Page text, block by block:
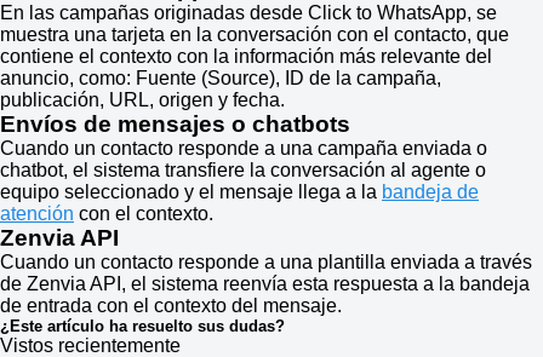
En las campañas originadas desde Click to WhatsApp, se
muestra una tarjeta en la conversación con el contacto, que
contiene el contexto con la información más relevante del
anuncio, como: Fuente (Source), ID de la campaña,
publicación, URL, origen y fecha.
Envíos de mensajes o chatbots
Cuando un contacto responde a una campaña enviada o
chatbot, el sistema transfiere la conversación al agente o
equipo seleccionado y el mensaje llega a la bandeja de
atención con el contexto.
Zenvia API
Cuando un contacto responde a una plantilla enviada a través
de Zenvia API, el sistema reenvía esta respuesta a la bandeja
de entrada con el contexto del mensaje.
¿Este artículo ha resuelto sus dudas?
Vistos recientemente